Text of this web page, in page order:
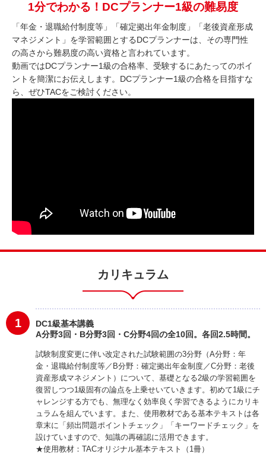
1分でわかる！DCプランナー1級の難易度
「年金・退職給付制度等」「確定拠出年金制度」「老後資産形成
マネジメント」を学習範囲とするDCプランナーは、その専門性
の高さから難易度の高い資格と言われています。
動画ではDCプランナー1級の合格率、受験するにあたってのポイ
ントを簡潔にお伝えします。DCプランナー1級の合格を目指すな
ら、ぜひTACをご検討ください。
カリキュラム
1
DC1級基本講義
A分野3回・B分野3回・C分野4回の全10回。各回2.5時間。
試験制度変更に伴い改定された試験範囲の3分野（A分野：年
金・退職給付制度等／B分野：確定拠出年金制度／C分野：老後
資産形成マネジメント）について、基礎となる2級の学習範囲を
復習しつつ1級固有の論点を上乗せいていきます。初めて1級にチ
ャレンジする方でも、無理なく効率良く学習できるようにカリキ
ュラムを組んでいます。また、使用教材である基本テキストは各
章末に「頻出問題ポイントチェック」「キーワードチェック」を
設けていますので、知識の再確認に活用できます。
★使用教材：TACオリジナル基本テキスト（1冊）